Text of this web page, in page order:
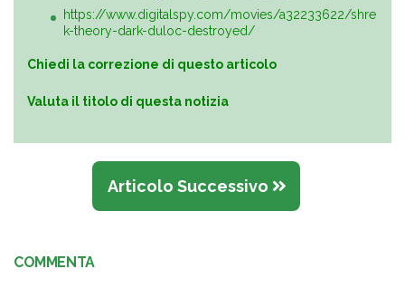
https://www.digitalspy.com/movies/a32233622/shre
k-theory-dark-duloc-destroyed/
Chiedi la correzione di questo articolo
Valuta il titolo di questa notizia
Articolo Successivo
COMMENTA